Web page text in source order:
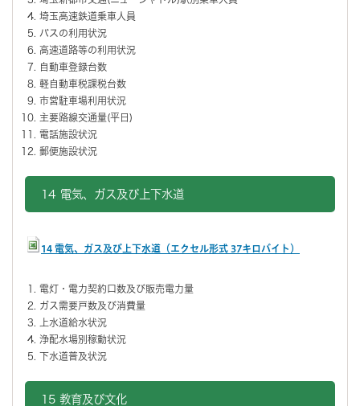
埼玉高速鉄道乗車人員
バスの利用状況
高速道路等の利用状況
自動車登録台数
軽自動車税課税台数
市営駐車場利用状況
主要路線交通量(平日)
電話施設状況
郵便施設状況
14 電気、ガス及び上下水道
14 電気、ガス及び上下水道（エクセル形式 37キロバイト）
電灯・電力契約口数及び販売電力量
ガス需要戸数及び消費量
上水道給水状況
浄配水場別稼動状況
下水道普及状況
15 教育及び文化